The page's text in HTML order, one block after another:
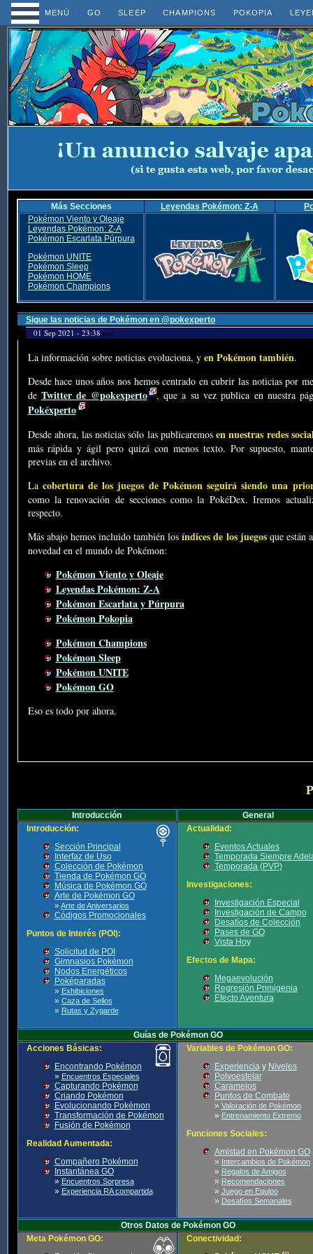
MENÚ GO SLEEP CHAMPIONS POKOPIA
Más Secciones Leyendas Pokémon: Z-A
Pokémon Viento y Oleaje
Leyendas Pokémon: Z-A
Pokémon Escarlata Púrpura
Pokémon UNITE
Pokémon Sleep
Pokémon HOME
Pokémon Champions
Sigue las noticias de Pokémon en @pokexperto
01 Sep 2021 - 23:38 por
La información sobre noticias evoluciona, y en Pokémon también.
Desde hace unos años nos hemos centrado en cubrir las noticias por
de Twitter de @pokexperto , que a su vez publica en nuestra
Pokéxperto
Desde ahora, las noticias sólo las publicaremosen nuestras redes
más rápida y ágil pero quizá con menos texto. Por supuesto,
previas en el archivo.
La cobertura de los juegos de Pokémon seguirá siendo una
como la renovación de secciones como la PokéDex. Iremos
respecto.
Más abajo hemos incluido también losíndices de los juegosque están
novedad en el mundo de Pokémon:
Pokémon Viento y Oleaje
Leyendas Pokémon: Z-A
Pokémon Escarlata y Púrpura
Pokémon Pokopia
Pokémon Champions
Pokémon Sleep
Pokémon UNITE
Pokémon GO
Eso es todo por ahora.
Introducción
General
Introducción:
Sección Principal
Interfaz de Uso
Colección de Pokémon
Tienda de Pokémon GO
Música de Pokémon GO
Arte de Pokémon GO
» Arte de Aniversarios
Códigos Promocionales
Puntos de Interés (POI):
Solicitud de POI
Gimnasios Pokémon
Nodos Energéticos
Poképaradas
» Exhibiciones
» Caza de Sellos
» Rutas y Zygarde
Actualidad:
Eventos Actuales
Temporada Siempre
Temporada (PVP)
Investigaciones:
Investigación Especial
Investigación de Campo
Desafíos de Colección
Pases de GO
Vista Hoy
Efectos de Mapa:
Megaevolución
Regresión Primigenia
Efecto Aventura
Guías de Pokémon GO
Acciones Básicas:
Encontrando Pokémon
» Encuentros Especiales
Capturando Pokémon
Criando Pokémon
Evolucionando Pokémon
Transformación de Pokémon
Fusión de Pokémon
Realidad Aumentada:
Compañero Pokémon
Instantánea GO
» Encuentros Sorpresa
» Experiencia RA compartida
Variables de Pokémon GO:
Experienciay Niveles
Polvoestelar
Caramelos
Puntos de Combate
» Valoración de Pokémon
» Entrenamiento Extremo
Funciones Sociales:
Amistad en Pokémon GO
» Intercambios de Pokémon
» Regalos de Amigos
» Recomendaciones
» Juego en Equipo
» Desafíos Semanales
Otros Datos de Pokémon GO
Meta Pokémon GO:
Conectividad: